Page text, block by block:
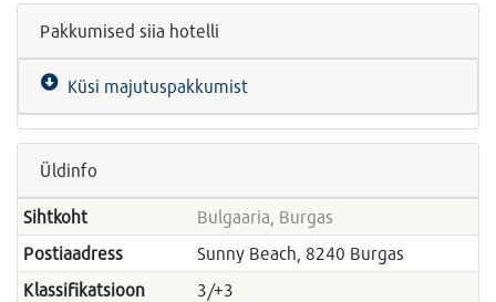
Pakkumised siia hotelli
Küsi majutuspakkumist
Üldinfo
Sihtkoht
Bulgaaria, Burgas
Postiaadress
Sunny Beach, 8240 Burgas
Klassifikatsioon
3/+3